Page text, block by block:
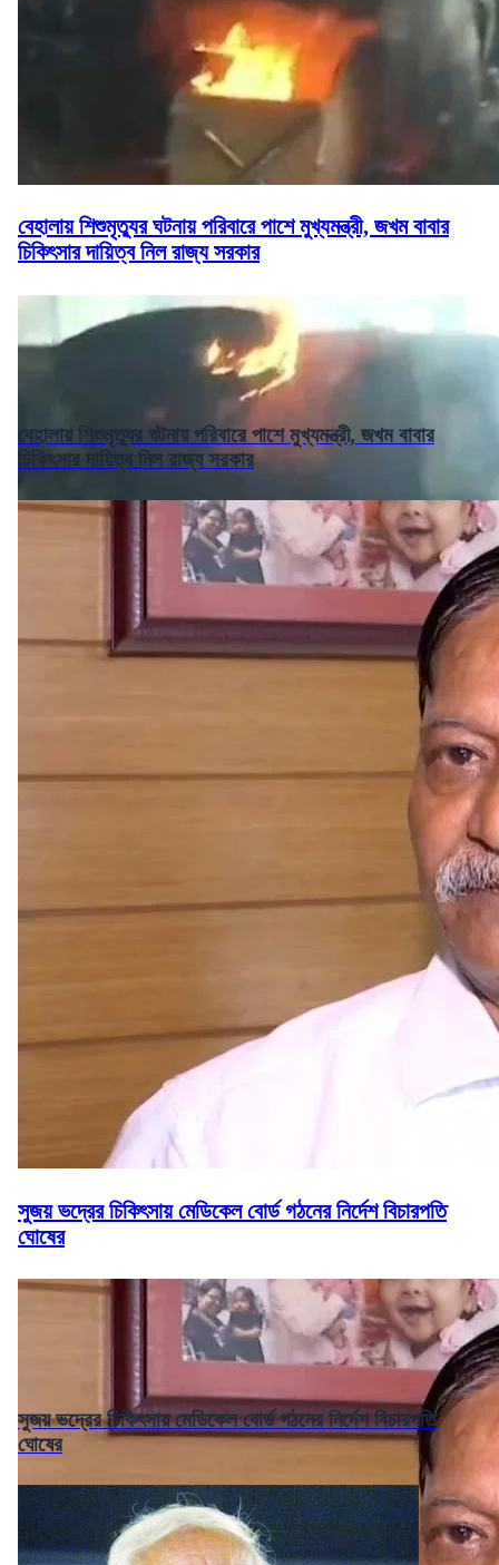
বেহালায় শিশুমৃত্যুর ঘটনায় পরিবারে পাশে মুখ্যমন্ত্রী, জখম বাবার
চিকিৎসার দায়িত্ব নিল রাজ্য সরকার
বেহালায় শিশুমৃত্যুর ঘটনায় পরিবারে পাশে মুখ্যমন্ত্রী, জখম বাবার
চিকিৎসার দায়িত্ব নিল রাজ্য সরকার
সুজয় ভদ্রের চিকিৎসায় মেডিকেল বোর্ড গঠনের নির্দেশ বিচারপতি
ঘোষের
সুজয় ভদ্রের চিকিৎসায় মেডিকেল বোর্ড গঠনের নির্দেশ বিচারপতি
ঘোষের